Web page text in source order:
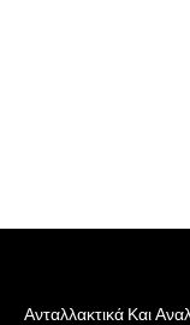
Ανταλλακτικά Και